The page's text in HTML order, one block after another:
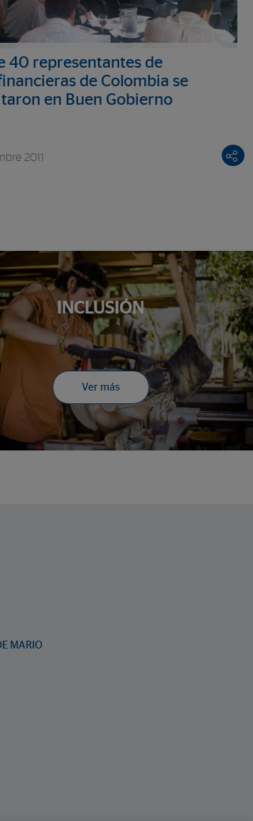
40 representantes de
de Colombia se
en Buen Gobierno
2011
INCLUSIÓN
Ver más
MARIO